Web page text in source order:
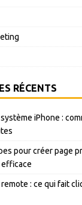
RÉCENTS
iPhone :
pour créer page
remote : ce qui fait